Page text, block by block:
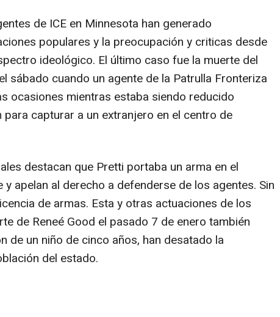
de ICE en Minnesota han generado
populares y la preocupación y criticas desde
ideológico. El último caso fue la muerte del
sábado cuando un agente de la Patrulla Fronteriza
ocasiones mientras estaba siendo reducido
capturar a un extranjero en el centro de
destacan que Pretti portaba un arma en el
apelan al derecho a defenderse de los agentes. Sin
de armas. Esta y otras actuaciones de los
de Reneé Good el pasado 7 de enero también
de un niño de cinco años, han desatado la
del estado.